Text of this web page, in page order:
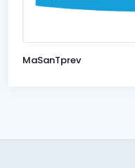
MaSanTprev